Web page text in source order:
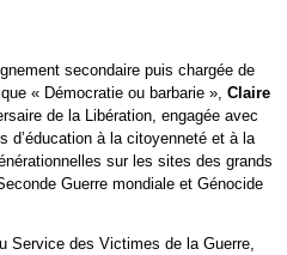
secondaire puis chargée de
« Démocratie ou barbarie », Claire
de la Libération, engagée avec
d’éducation à la citoyenneté et à la
sur les sites des grands
Guerre mondiale et Génocide
Service des Victimes de la Guerre,